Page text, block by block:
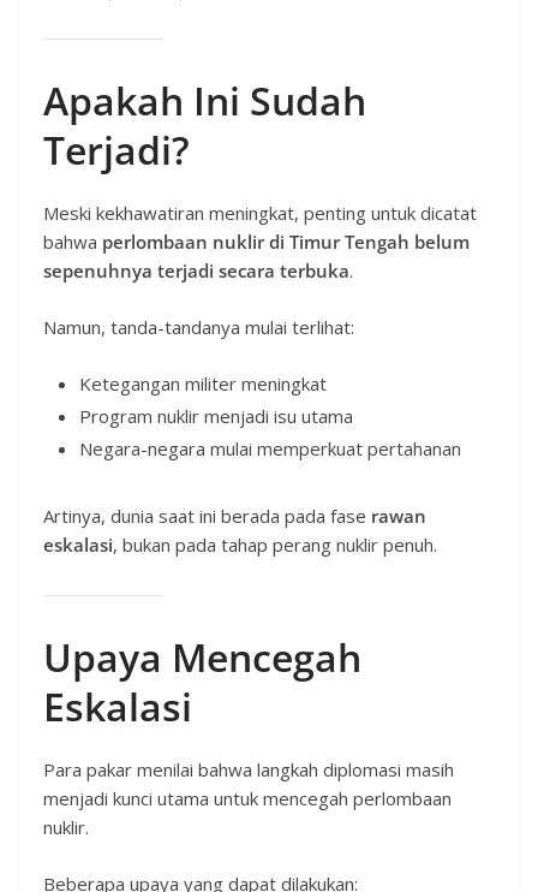
Apakah Ini Sudah
Terjadi?
Meski kekhawatiran meningkat, penting untuk dicatat
bahwa perlombaan nuklir di Timur Tengah belum
sepenuhnya terjadi secara terbuka.
Namun, tanda-tandanya mulai terlihat:
Ketegangan militer meningkat
Program nuklir menjadi isu utama
Negara-negara mulai memperkuat pertahanan
Artinya, dunia saat ini berada pada fase rawan
eskalasi, bukan pada tahap perang nuklir penuh.
Upaya Mencegah
Eskalasi
Para pakar menilai bahwa langkah diplomasi masih
menjadi kunci utama untuk mencegah perlombaan
nuklir.
Beberapa upaya yang dapat dilakukan: